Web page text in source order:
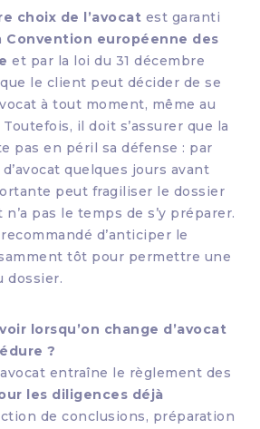
choix de l’avocat est garanti
Convention européenne des
et par la loi du 31 décembre
que le client peut décider de se
à tout moment, même au
il doit s’assurer que la
pas en péril sa défense : par
quelques jours avant
peut fragiliser le dossier
pas le temps de s’y préparer.
d’anticiper le
tôt pour permettre une
dossier.
lorsqu’on change d’avocat
?
entraîne le règlement des
les diligences déjà
de conclusions, préparation